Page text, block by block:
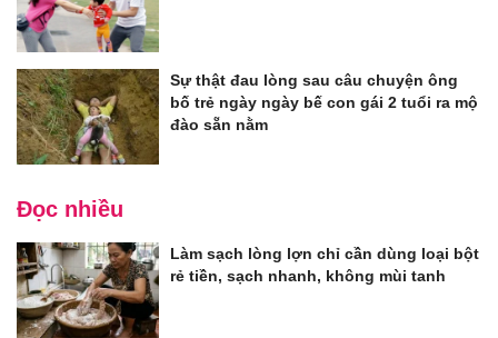
Sự thật đau lòng sau câu chuyện ông
bố trẻ ngày ngày bế con gái 2 tuổi ra mộ
đào sẵn nằm
Đọc nhiều
Làm sạch lòng lợn chỉ cần dùng loại bột
rẻ tiền, sạch nhanh, không mùi tanh